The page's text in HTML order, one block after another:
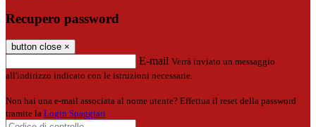
Recupero password
button close ×
E-mail Verrà inviato un messaggio
all'indirizzo indicato con le istruzioni necessarie.
Non hai una e-mail associata al nome utente? Effettua il reset della password
tramite la Login Spaggiari